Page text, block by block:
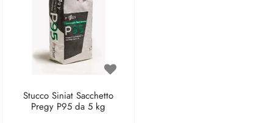
Stucco Siniat Sacchetto
Pregy P95 da 5 kg